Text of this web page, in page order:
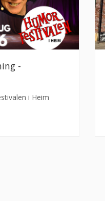
-
i Heim